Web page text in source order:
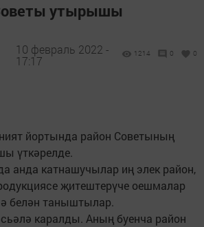
утырышы
10 февраль 2022 -
17:17
1214 0 0
йортында район Советының
үткәрелде.
анда катнашучылар иң элек район,
җитештерүче оешмалар
белән таныштылар.
каралды. Аның буенча район